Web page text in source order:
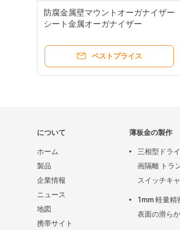
防腐金属壁マウントオーガナイザー
シート金属オーガナイザー
ベストプライス
について
ホーム
製品
企業情報
ニュース
地図
携帯サイト
薄板金の製作
三相型ドラ
画隔離 トラ
スイッチキ
1mm 軽量精
表面の滑ら